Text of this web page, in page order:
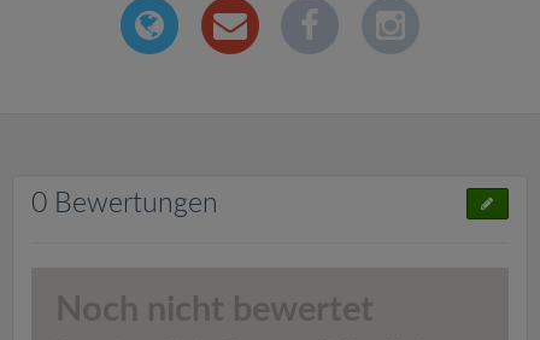
0 Bewertungen
Noch nicht bewertet